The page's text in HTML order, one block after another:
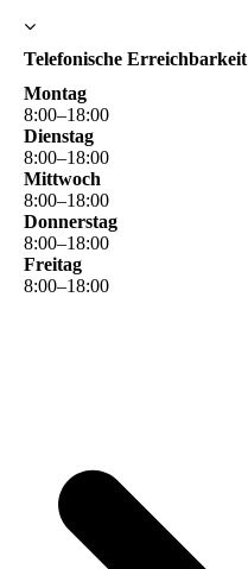
Telefonische Erreichbarkeit
Montag
8:00–18:00
Dienstag
8:00–18:00
Mittwoch
8:00–18:00
Donnerstag
8:00–18:00
Freitag
8:00–18:00